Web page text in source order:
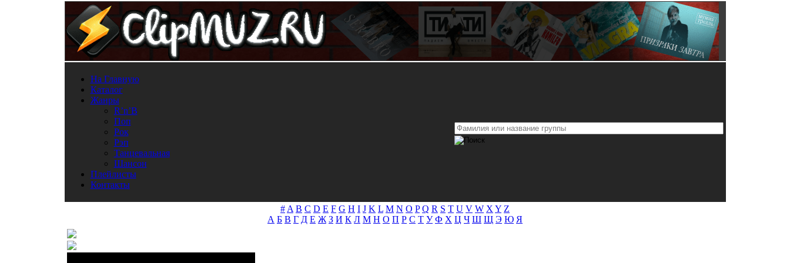
На Главную
Каталог
Жанры
R’n’B
Поп
Рок
Рэп
Танцевальная
Шансон
Плейлисты
Контакты
# A B C D E F G H I J K L M N O P Q R S T U V W X Y Z
А Б В Г Д Е Ж З И К Л М Н О П Р С Т У Ф Х Ц Ч Ш Щ Э Ю Я